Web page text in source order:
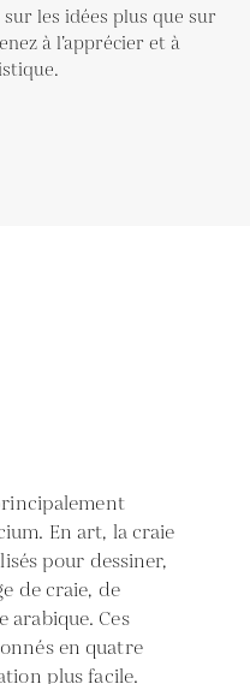
les idées plus que sur
à l’apprécier et à
En art, la craie
pour dessiner,
de craie, de
arabique. Ces
en quatre
plus facile.